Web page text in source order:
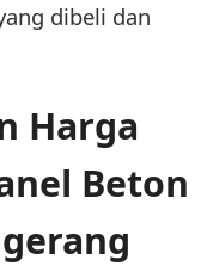
dibeli dan
Harga
Beton